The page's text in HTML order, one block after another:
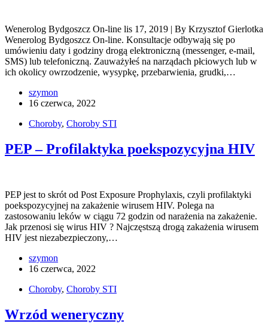
Wenerolog Bydgoszcz On-line lis 17, 2019 | By Krzysztof Gierlotka
Wenerolog Bydgoszcz On-line. Konsultacje odbywają się po
umówieniu daty i godziny drogą elektroniczną (messenger, e-mail,
SMS) lub telefoniczną. Zauważyłeś na narządach płciowych lub w
ich okolicy owrzodzenie, wysypkę, przebarwienia, grudki,…
szymon
16 czerwca, 2022
Choroby, Choroby STI
PEP – Profilaktyka poekspozycyjna HIV
PEP jest to skrót od Post Exposure Prophylaxis, czyli profilaktyki
poekspozycyjnej na zakażenie wirusem HIV. Polega na
zastosowaniu leków w ciągu 72 godzin od narażenia na zakażenie.
Jak przenosi się wirus HIV ? Najczęstszą drogą zakażenia wirusem
HIV jest niezabezpieczony,…
szymon
16 czerwca, 2022
Choroby, Choroby STI
Wrzód weneryczny